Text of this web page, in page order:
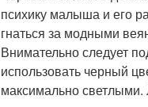
психику малыша и его
гнаться за модными
Внимательно следует
использовать черный
максимально светлыми.